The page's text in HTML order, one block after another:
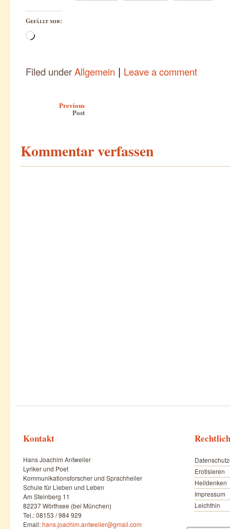
Gefällt mir:
Wird
Filed underAllgemein | Leave a comment
Previous
Post
Kommentar verfassen
Kontakt
Hans Joachim Antweiler
Lyriker und Poet
Kommunikationsforscher und Sprachheiler
Schule für Lieben und Leben
Am Steinberg 11
82237 Wörthsee (bei München)
Tel.: 08153 / 984 929
Email:hans.joachim.antweiler@gmail.com
Erotisieren
Heildenken
Impressum
Leichthin